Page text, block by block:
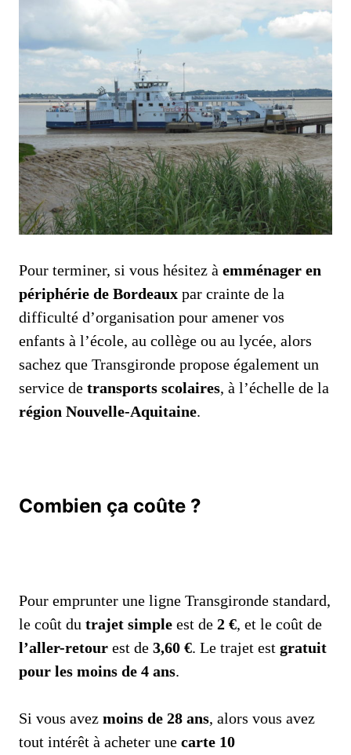
Pour terminer, si vous hésitez à emménager en
périphérie de Bordeaux par crainte de la
difficulté d’organisation pour amener vos
enfants à l’école, au collège ou au lycée, alors
sachez que Transgironde propose également un
service de transports scolaires, à l’échelle de la
région Nouvelle-Aquitaine.
Combien ça coûte ?
Pour emprunter une ligne Transgironde standard,
le coût du trajet simple est de 2 €, et le coût de
l’aller-retour est de 3,60 €. Le trajet est gratuit
pour les moins de 4 ans.
Si vous avez moins de 28 ans, alors vous avez
tout intérêt à acheter une carte 10